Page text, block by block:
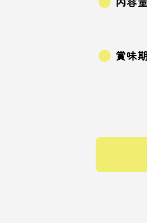
賞味